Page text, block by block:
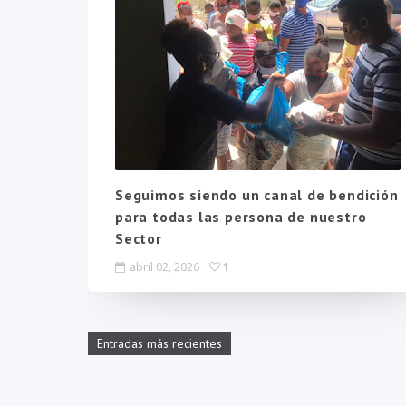
Seguimos siendo un canal de bendición
para todas las persona de nuestro
Sector
abril 02, 2026 1
Entradas más recientes